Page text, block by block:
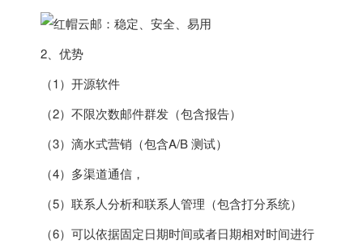
2、优势
（1）开源软件
（2）不限次数邮件群发（包含报告）
（3）滴水式营销（包含A/B 测试）
（4）多渠道通信，
（5）联系人分析和联系人管理（包含打分系统）
（6）可以依据固定日期时间或者日期相对时间进行